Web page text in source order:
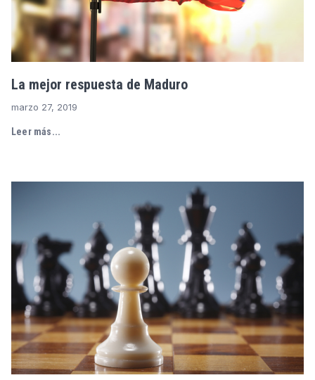
La mejor respuesta de Maduro
marzo 27, 2019
Leer más...